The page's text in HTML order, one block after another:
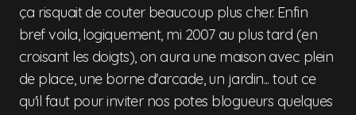
ça risquait de couter beaucoup plus cher. Enfin
bref voila, logiquement, mi 2007 au plus tard (en
croisant les doigts), on aura une maison avec plein
de place, une borne d'arcade, un jardin... tout ce
qu'il faut pour inviter nos potes blogueurs quelques